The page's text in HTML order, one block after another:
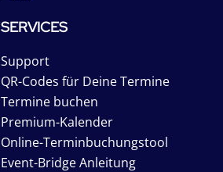
SERVICES
Support
QR-Codes für Deine Termine
Termine buchen
Premium-Kalender
Online-Terminbuchungstool
Event-Bridge Anleitung